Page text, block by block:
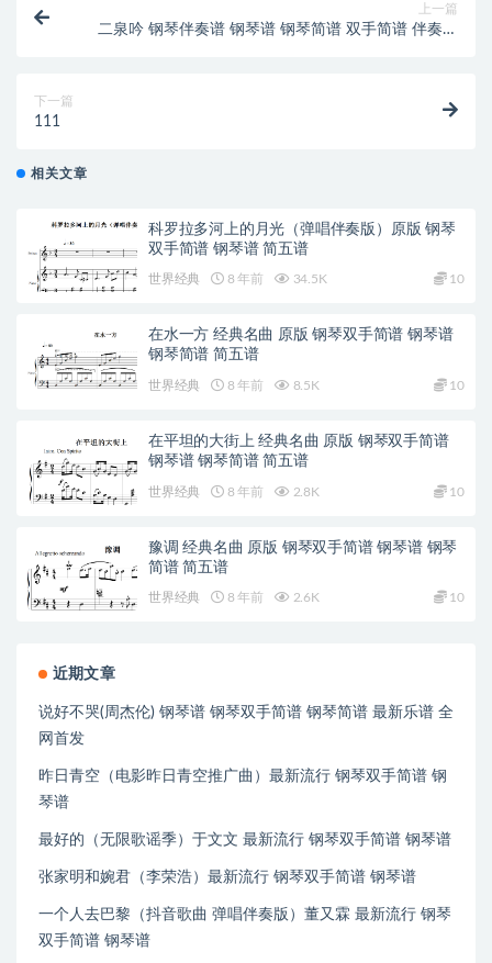
上一篇
二泉吟 钢琴伴奏谱 钢琴谱 钢琴简谱 双手简谱 伴奏谱
下一篇
111
相关文章
科罗拉多河上的月光（弹唱伴奏版）原版 钢琴
双手简谱 钢琴谱 简五谱
世界经典 8 年前 34.5K 10
在水一方 经典名曲 原版 钢琴双手简谱 钢琴谱
钢琴简谱 简五谱
世界经典 8 年前 8.5K 10
在平坦的大街上 经典名曲 原版 钢琴双手简谱
钢琴谱 钢琴简谱 简五谱
世界经典 8 年前 2.8K 10
豫调 经典名曲 原版 钢琴双手简谱 钢琴谱 钢琴
简谱 简五谱
世界经典 8 年前 2.6K 10
近期文章
说好不哭(周杰伦) 钢琴谱 钢琴双手简谱 钢琴简谱 最新乐谱 全
网首发
昨日青空（电影昨日青空推广曲）最新流行 钢琴双手简谱 钢
琴谱
最好的（无限歌谣季）于文文 最新流行 钢琴双手简谱 钢琴谱
张家明和婉君（李荣浩）最新流行 钢琴双手简谱 钢琴谱
一个人去巴黎（抖音歌曲 弹唱伴奏版）董又霖 最新流行 钢琴
双手简谱 钢琴谱